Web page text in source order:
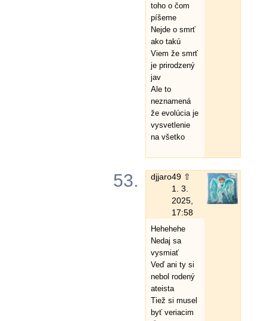
toho o čom
píšeme
Nejde o smrť
ako takú
Viem že smrť
je prirodzený
jav
Ale to
neznamená
že evolúcia je
vysvetlenie
na všetko
53. djjaro49 ⇧
1. 3.
2025,
17:58
Hehehehe
Nedaj sa
vysmiať
Veď ani ty si
nebol rodený
ateista
Tiež si musel
byť veriacim